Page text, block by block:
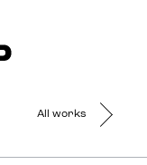
All works